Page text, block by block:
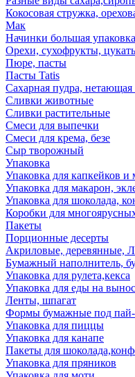
Кокосовая стружка,
Мак
Начинки большая
Орехи, сухофрукты,
Пюре, пасты
Пасты Tatis
Сахарная пудра, нетающая
Сливки животные
Сливки растительные
Смеси для выпечки
Смеси для крема, безе
Сыр творожный
Упаковка
Упаковка для капкейков
Упаковка для макарон,
Упаковка для шоколада,
Коробки для
Пакеты
Порционные десерты
Акриловые, деревянные,
Бумажный наполнитель,
Упаковка для рулета,кекса
Упаковка для еды на вынос
Ленты, шпагат
Формы бумажные под
Упаковка для пиццы
Упаковка для канапе
Пакеты для
Упаковка для пряников